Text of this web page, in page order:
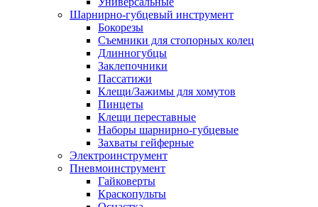
Шарнирно-губцевый инструмент
Бокорезы
Съемники для стопорных колец
Длинногубцы
Заклепочники
Пассатижи
Клещи/Зажимы для хомутов
Пинцеты
Клещи переставные
Наборы шарнирно-губцевые
Захваты гейферные
Электроинструмент
Пневмоинструмент
Гайковерты
Краскопульты